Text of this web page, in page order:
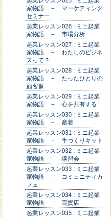
家物語 － マーケティング
セミナー
起業レッスン026 : ミニ起業
家物語 － 市場分析
起業レッスン027 : ミニ起業
家物語 － わたしのビジネ
スって？
起業レッスン028 : ミニ起業
家物語 － たったひとりの
顧客像
起業レッスン029 : ミニ起業
家物語 － 心を共有する
起業レッスン030 : ミニ起業
家物語 － 産着
起業レッスン031 : ミニ起業
家物語 － 手づくりキット
起業レッスン032 : ミニ起業
家物語 － 講習会
起業レッスン033 : ミニ起業
家物語 － コミュニティカ
フェ
起業レッスン034 : ミニ起業
家物語 － 百貨店
起業レッスン035 : ミニ起業